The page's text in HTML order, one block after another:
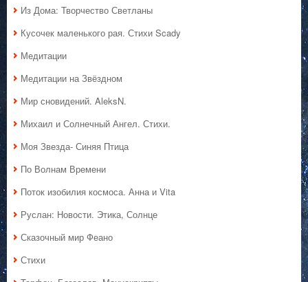
Из Дома: Творчество Светланы
Кусочек маленького рая. Стихи Scady
Медитации
Медитации на Звёздном
Мир сновидений. AleksN.
Михаил и Солнечный Ангел. Стихи.
Моя Звезда- Синяя Птица
По Волнам Времени
Поток изобилия космоса. Анна и Vita
Руслан: Новости. Этика, Солнце
Сказочный мир Феано
Стихи